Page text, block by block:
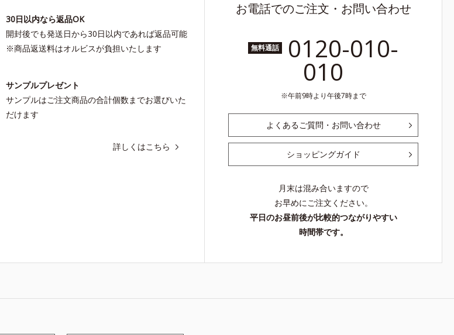
30日以内なら返品OK
開封後でも発送日から30日以内であれば返品可能
※商品返送料はオルビスが負担いたします
サンプルプレゼント
サンプルはご注文商品の合計個数までお選びいた
だけます
詳しくはこちら
お電話でのご注文・お問い合わせ
無料通話 0120-010-
010
午前9時より午後7時まで
よくあるご質問・お問い合わせ
ショッピングガイド
月末は混み合いますので
お早めにご注文ください。
平日のお昼前後が比較的つながりやすい
時間帯です。